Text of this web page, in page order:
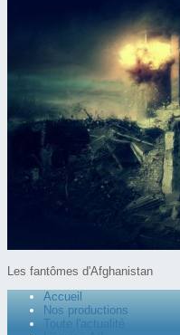
Les fantômes d'Afghanistan
Accueil
Nos productions
Toute l'actualité